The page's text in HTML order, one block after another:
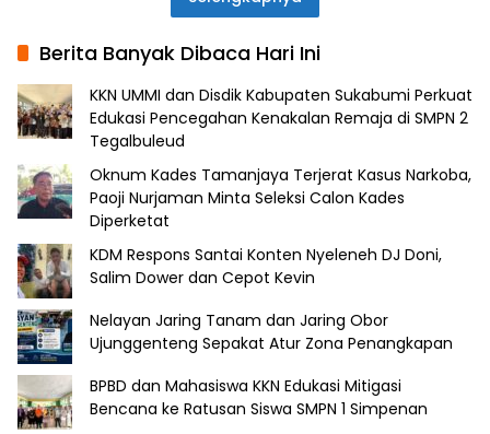
Berita Banyak Dibaca Hari Ini
KKN UMMI dan Disdik Kabupaten Sukabumi Perkuat
Edukasi Pencegahan Kenakalan Remaja di SMPN 2
Tegalbuleud
Oknum Kades Tamanjaya Terjerat Kasus Narkoba,
Paoji Nurjaman Minta Seleksi Calon Kades
Diperketat
KDM Respons Santai Konten Nyeleneh DJ Doni,
Salim Dower dan Cepot Kevin
Nelayan Jaring Tanam dan Jaring Obor
Ujunggenteng Sepakat Atur Zona Penangkapan
BPBD dan Mahasiswa KKN Edukasi Mitigasi
Bencana ke Ratusan Siswa SMPN 1 Simpenan